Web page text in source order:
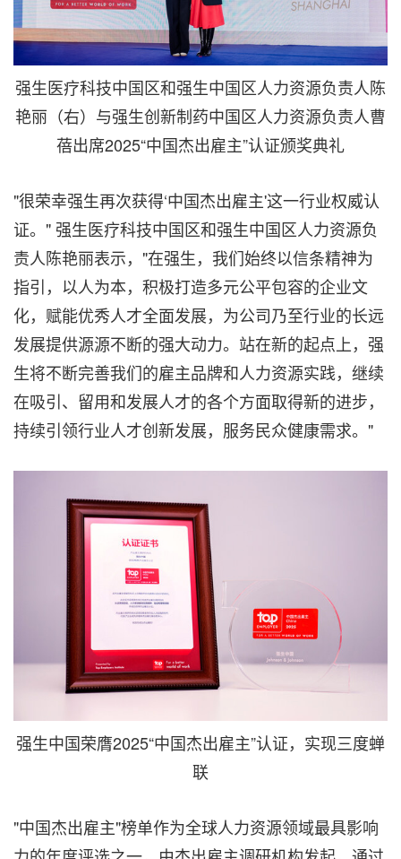
强生医疗科技中国区和强生中国区人力资源负责人陈
艳丽（右）与强生创新制药中国区人力资源负责人曹
蓓出席2025“中国杰出雇主”认证颁奖典礼
"很荣幸强生再次获得‘中国杰出雇主'这一行业权威认
证。" 强生医疗科技中国区和强生中国区人力资源负
责人陈艳丽表示，"在强生，我们始终以信条精神为
指引，以人为本，积极打造多元公平包容的企业文
化，赋能优秀人才全面发展，为公司乃至行业的长远
发展提供源源不断的强大动力。站在新的起点上，强
生将不断完善我们的雇主品牌和人力资源实践，继续
在吸引、留用和发展人才的各个方面取得新的进步，
持续引领行业人才创新发展，服务民众健康需求。"
强生中国荣膺2025“中国杰出雇主”认证，实现三度蝉
联
"中国杰出雇主"榜单作为全球人力资源领域最具影响